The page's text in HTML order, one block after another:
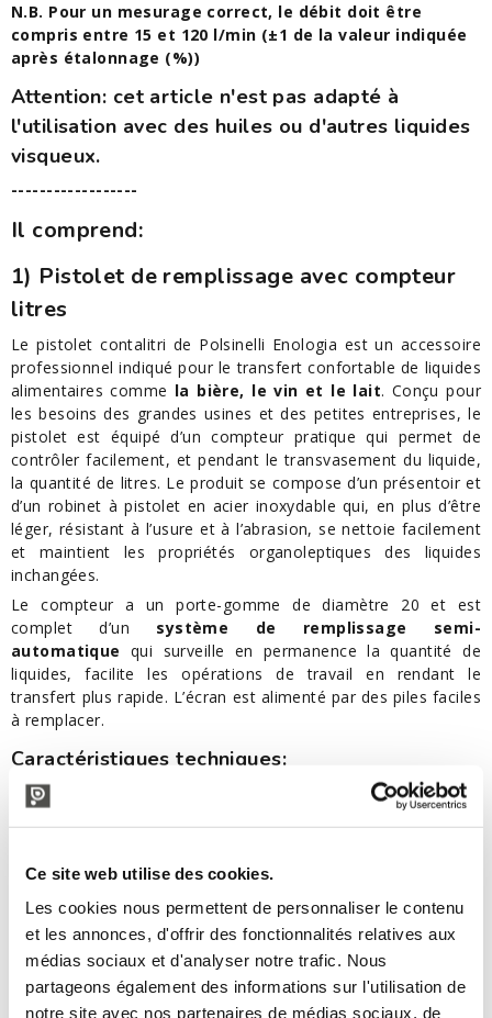
Ce site web utilise des cookies.
Les cookies nous permettent de personnaliser le contenu
et les annonces, d'offrir des fonctionnalités relatives aux
médias sociaux et d'analyser notre trafic. Nous
partageons également des informations sur l'utilisation de
notre site avec nos partenaires de médias sociaux, de
N.B. Pour un mesurage correct, le débit doit être
compris entre 15 et 120 l/min (±1 de la valeur indiquée
après étalonnage (%))
Attention: cet article n'est pas adapté à
l'utilisation avec des huiles ou d'autres liquides
visqueux.
------------------
Il comprend:
1) Pistolet de remplissage avec compteur
litres
Le pistolet contalitri de Polsinelli Enologia est un accessoire
professionnel indiqué pour le transfert confortable de liquides
alimentaires comme la bière, le vin et le lait. Conçu pour
les besoins des grandes usines et des petites entreprises, le
pistolet est équipé d’un compteur pratique qui permet de
contrôler facilement, et pendant le transvasement du liquide,
la quantité de litres. Le produit se compose d’un présentoir et
d’un robinet à pistolet en acier inoxydable qui, en plus d’être
léger, résistant à l’usure et à l’abrasion, se nettoie facilement
et maintient les propriétés organoleptiques des liquides
inchangées.
Le compteur a un porte-gomme de diamètre 20 et est
complet d’un système de remplissage semi-
automatique qui surveille en permanence la quantité de
liquides, facilite les opérations de travail en rendant le
transfert plus rapide. L’écran est alimenté par des piles faciles
à remplacer.
Caractéristiques techniques:
Pistolet de remplissage
Robinet à pistolet
Affichage électronique
Alimentation par piles
Appareil conforme aux normes de sécurité CE
Compteur litres